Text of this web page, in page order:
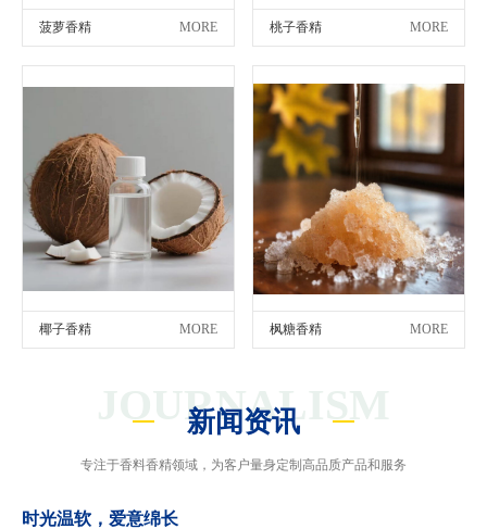
菠萝香精 MORE 桃子香精 MORE
椰子香精 MORE 枫糖香精 MORE
JOURNALISM
新闻资讯
专注于香料香精领域，为客户量身定制高品质产品和服务
时光温软，爱意绵长